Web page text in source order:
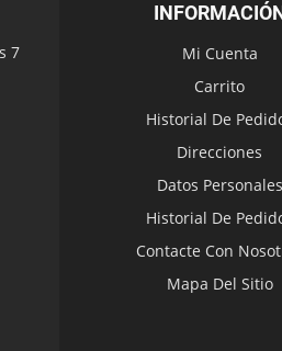
7
Mi Cuenta
Carrito
Historial De
Direcciones
Datos Personales
Historial De
Contacte Con
Mapa Del Sitio